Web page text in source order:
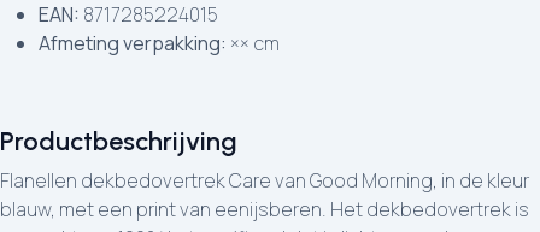
Productbeschrijving
Flanellen dekbedovertrek Care van Good Morning, in de kleur
blauw, met een print van eenijsberen. Het dekbedovertrek is
EAN: 8717285224015
Afmeting verpakking: ×× cm